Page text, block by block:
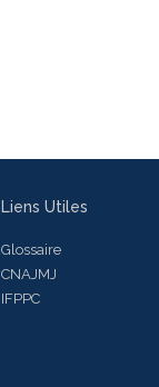
Liens Utiles
Glossaire
CNAJMJ
IFPPC